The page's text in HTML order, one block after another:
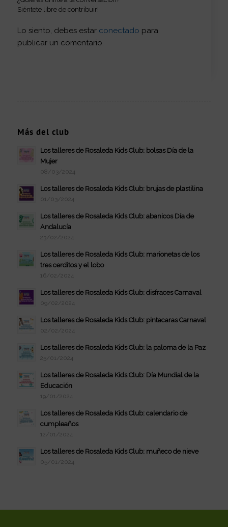
Siéntete libre de contribuir!
Lo siento, debes estar conectado para
publicar un comentario.
Más del club
Los talleres de Rosaleda Kids Club: bolsas Día de la
Mujer
08/03/2024
Los talleres de Rosaleda Kids Club: brujas de plastilina
01/03/2024
Los talleres de Rosaleda Kids Club: abanicos Día de
Andalucía
23/02/2024
Los talleres de Rosaleda Kids Club: marionetas de los
tres cerditos y el lobo
16/02/2024
Los talleres de Rosaleda Kids Club: disfraces Carnaval
09/02/2024
Los talleres de Rosaleda Kids Club: pintacaras Carnaval
02/02/2024
Los talleres de Rosaleda Kids Club: la paloma de la Paz
25/01/2024
Los talleres de Rosaleda Kids Club: Día Mundial de la
Educación
19/01/2024
Los talleres de Rosaleda Kids Club: calendario de
cumpleaños
12/01/2024
Los talleres de Rosaleda Kids Club: muñeco de nieve
05/01/2024